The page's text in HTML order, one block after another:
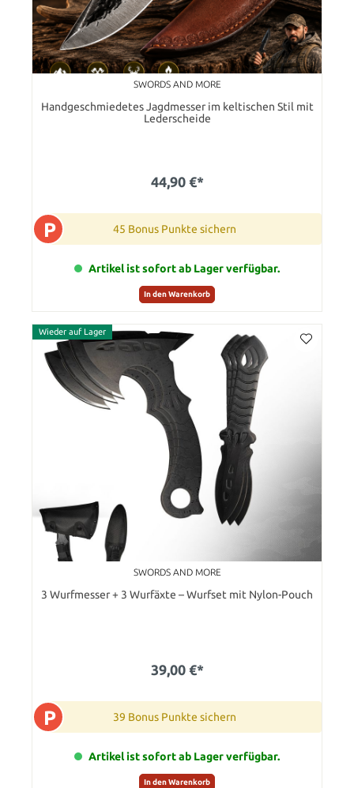
SWORDS AND MORE
Handgeschmiedetes Jagdmesser im keltischen Stil mit
Lederscheide
44,90 €*
P 45 Bonus Punkte sichern
Artikel ist sofort ab Lager verfügbar.
In den Warenkorb
Wieder auf Lager
SWORDS AND MORE
3 Wurfmesser + 3 Wurfäxte – Wurfset mit Nylon-Pouch
39,00 €*
P 39 Bonus Punkte sichern
Artikel ist sofort ab Lager verfügbar.
In den Warenkorb